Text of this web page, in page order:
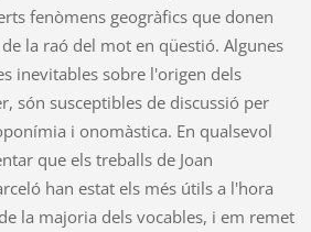
fenòmens geogràfics que donen
la raó del mot en qüestió. Algunes
inevitables sobre l'origen dels
són susceptibles de discussió per
i onomàstica. En qualsevol
que els treballs de Joan
han estat els més útils a l'hora
la majoria dels vocables, i em remet